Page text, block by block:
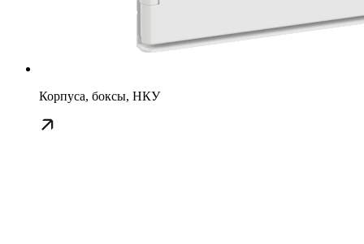
Корпуса, боксы, НКУ